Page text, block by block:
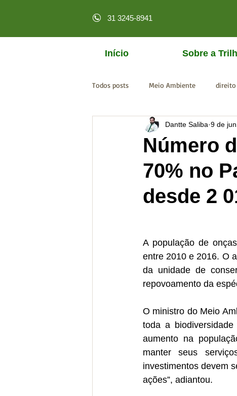
31 3245-8941
Início Sobre a
Todos posts Meio Ambiente direito
licenciamento online MPF
Número
70% no
desde 2
Dantte Saliba 9 de
A população de
entre 2010 e 2016. O
da unidade de
repovoamento da
O ministro do Meio
toda a
aumento na
manter seus
investimentos devem
ações”, adiantou.